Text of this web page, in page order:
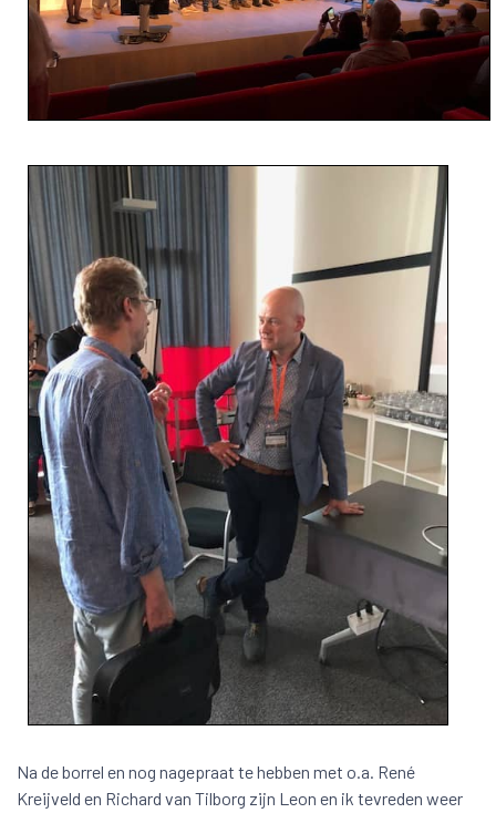
Na de borrel en nog nagepraat te hebben met o.a. René
Kreijveld en Richard van Tilborg zijn Leon en ik tevreden weer